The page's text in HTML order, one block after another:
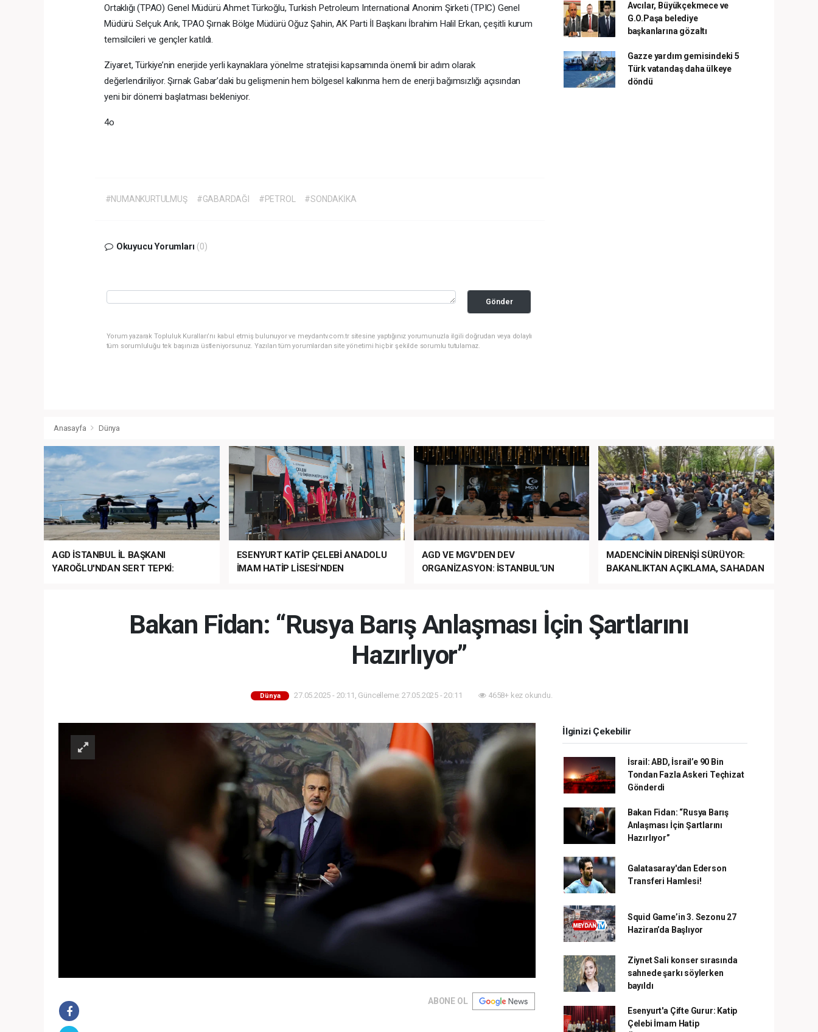
Ortaklığı (TPAO) Genel Müdürü Ahmet Türkoğlu, Turkish Petroleum International Anonim Şirketi (TPIC) Genel
Müdürü Selçuk Arık, TPAO Şırnak Bölge Müdürü Oğuz Şahin, AK Parti İl Başkanı İbrahim Halil Erkan, çeşitli kurum
temsilcileri ve gençler katıldı.
Ziyaret, Türkiye’nin enerjide yerli kaynaklara yönelme stratejisi kapsamında önemli bir adım olarak
değerlendiriliyor. Şırnak Gabar’daki bu gelişmenin hem bölgesel kalkınma hem de enerji bağımsızlığı açısından
yeni bir dönemi başlatması bekleniyor.
4o
#NUMANKURTULMUŞ #GABARDAĞI #PETROL #SONDAKİKA
Okuyucu Yorumları (0)
Gönder
Yorum yazarak Topluluk Kuralları’nı kabul etmiş bulunuyor ve meydantv.com.tr sitesine yaptığınız yorumunuzla ilgili doğrudan veya dolaylı
tüm sorumluluğu tek başınıza üstleniyorsunuz. Yazılan tüm yorumlardan site yönetimi hiçbir şekilde sorumlu tutulamaz.
Avcılar, Büyükçekmece ve
G.O.Paşa belediye
başkanlarına gözaltı
Gazze yardım gemisindeki 5
Türk vatandaş daha ülkeye
döndü
Anasayfa Dünya
AGD İSTANBUL İL BAŞKANI
YAROĞLU'NDAN SERT TEPKİ:
ESENYURT KATİP ÇELEBİ ANADOLU
İMAM HATİP LİSESİ’NDEN
AGD VE MGV’DEN DEV
ORGANİZASYON: İSTANBUL’UN
MADENCİNİN DİRENİŞİ SÜRÜYOR:
BAKANLIKTAN AÇIKLAMA, SAHADAN
Bakan Fidan: “Rusya Barış Anlaşması İçin Şartlarını
Hazırlıyor”
Dünya 27.05.2025 - 20:11, Güncelleme: 27.05.2025 - 20:11 4658+ kez okundu.
ABONE OL
İlginizi Çekebilir
İsrail: ABD, İsrail’e 90 Bin
Tondan Fazla Askeri Teçhizat
Gönderdi
Bakan Fidan: “Rusya Barış
Anlaşması İçin Şartlarını
Hazırlıyor”
Galatasaray'dan Ederson
Transferi Hamlesi!
Squid Game’in 3. Sezonu 27
Haziran’da Başlıyor
Ziynet Sali konser sırasında
sahnede şarkı söylerken
bayıldı
Esenyurt'a Çifte Gurur: Katip
Çelebi İmam Hatip